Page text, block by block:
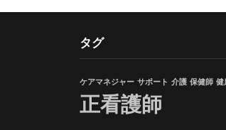
タグ
ケアマネジャー サポート 介護 保健師 健
正看護師